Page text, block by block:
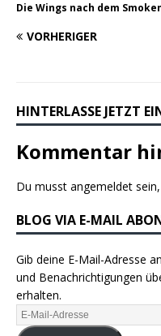
Die Wings nach dem
VORHERIGER
HINTERLASSE JETZT
Kommentar
Du musst angemeldet
BLOG VIA E-MAIL
Gib deine E-Mail-Adresse
und Benachrichtigungen
erhalten.